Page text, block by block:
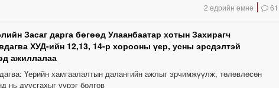
2 өдрийн өмнө 61
Засаг дарга бөгөөд Улаанбаатар хотын Захирагч
ХУД-ийн 12,13, 14-р хорооны үер, усны эрсдэлтэй
ажиллалаа
Үерийн хамгаалалтын далангийн ажлыг эрчимжүүлж, төлөвлөсөн
нь дуусгахыг үүрэг болгов